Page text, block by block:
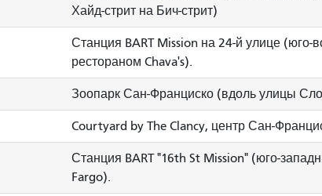
Хайд-стрит на Бич-стрит)
Станция BART Mission на 24-й улице (юго-
рестораном Chava's).
Зоопарк Сан-Франциско (вдоль улицы
Courtyard by The Clancy, центр Сан-
Станция BART "16th St Mission" (юго-
Fargo).